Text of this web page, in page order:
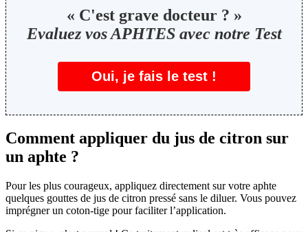
« C'est grave docteur ? »
Evaluez vos APHTES avec notre Test
Oui, je fais le test !
Comment appliquer du jus de citron sur
un aphte ?
Pour les plus courageux, appliquez directement sur votre aphte
quelques gouttes de jus de citron pressé sans le diluer. Vous pouvez
imprégner un coton-tige pour faciliter l’application.